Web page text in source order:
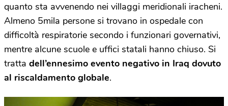
quanto sta avvenendo nei villaggi meridionali iracheni.
Almeno 5mila persone si trovano in ospedale con
difficoltà respiratorie secondo i funzionari governativi,
mentre alcune scuole e uffici statali hanno chiuso. Si
tratta dell’ennesimo evento negativo in Iraq dovuto
al riscaldamento globale.